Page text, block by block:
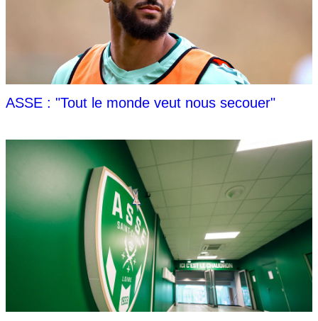
ASSE : "Tout le monde veut nous secouer"